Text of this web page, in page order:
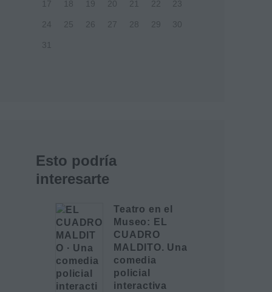
17 18 19 20 21 22 23
24 25 26 27 28 29 30
31
Esto podría
interesarte
Teatro en el
Museo: EL
CUADRO
MALDITO. Una
comedia
policial
interactiva